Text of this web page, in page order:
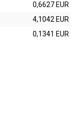
0,6627 EUR
4,1042 EUR
0,1341 EUR